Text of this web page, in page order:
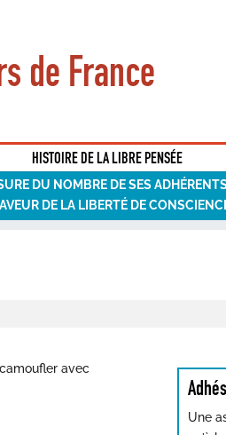
de France
HISTOIRE DE LA LIBRE PENSÉE
DU NOMBRE DE SES
DE LA LIBERTÉ DE
avec
Une